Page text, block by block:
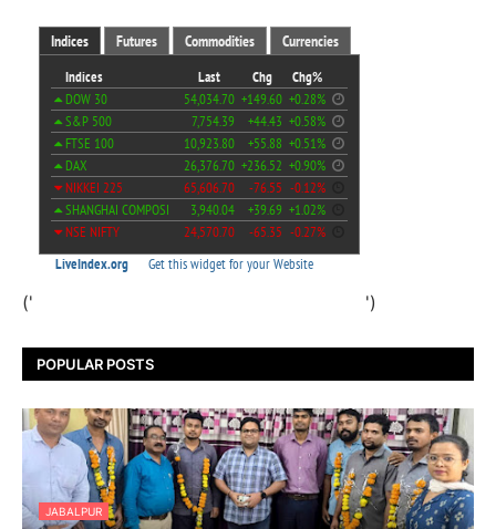
(' ')
POPULAR POSTS
JABALPUR